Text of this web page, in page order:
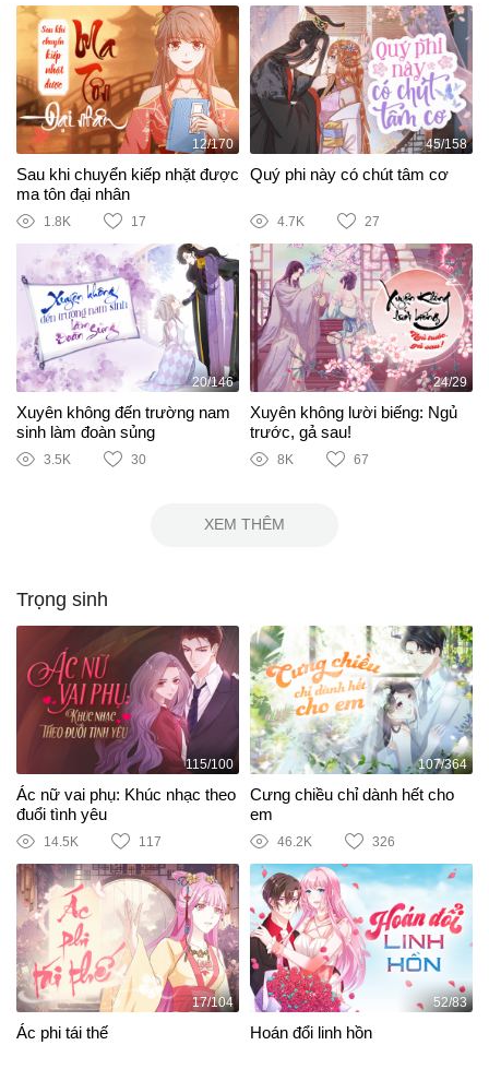
12/170
Sau khi chuyển kiếp nhặt được
ma tôn đại nhân
1.8K 17
45/158
Quý phi này có chút tâm cơ
4.7K 27
20/146
Xuyên không đến trường nam
sinh làm đoàn sủng
3.5K 30
24/29
Xuyên không lười biếng: Ngủ
trước, gả sau!
8K 67
XEM THÊM
Trọng sinh
115/100
Ác nữ vai phụ: Khúc nhạc theo
đuổi tình yêu
14.5K 117
107/364
Cưng chiều chỉ dành hết cho
em
46.2K 326
17/104
Ác phi tái thế
52/83
Hoán đổi linh hồn